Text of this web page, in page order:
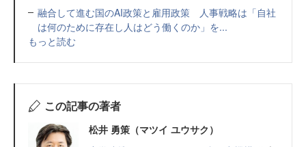
融合して進む国のAI政策と雇用政策 人事戦略は「自社
は何のために存在し人はどう働くのか」を...
もっと読む
この記事の著者
松井 勇策（マツイ ユウサク）